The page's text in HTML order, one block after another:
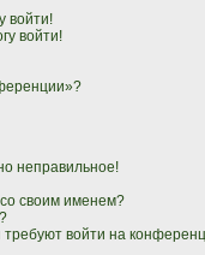
войти!
войти!
неправильное!
своим именем?
требуют войти на